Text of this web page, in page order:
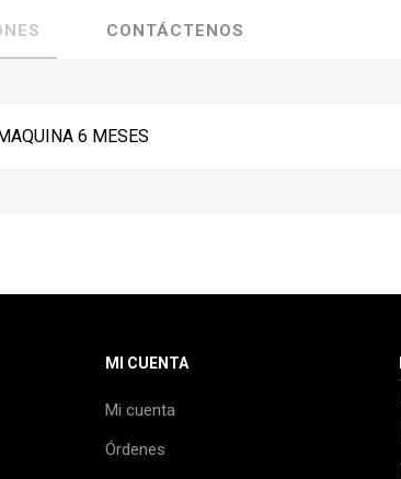
CONTÁCTENOS
6 MESES
MI CUENTA
Mi cuenta
Órdenes